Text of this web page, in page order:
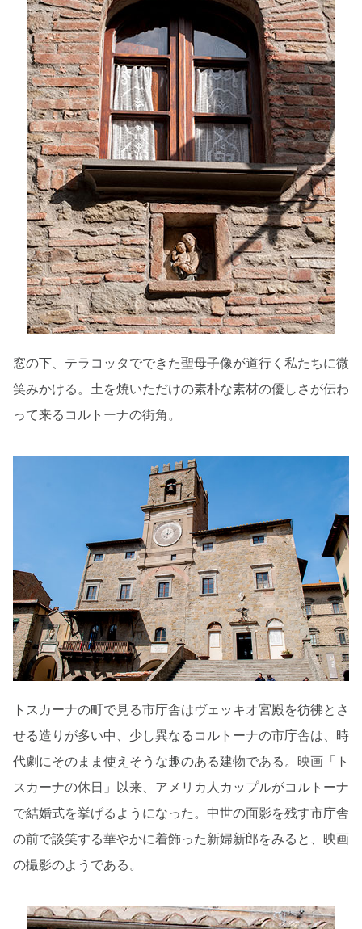
窓の下、テラコッタでできた聖母子像が道行く私たちに微
笑みかける。土を焼いただけの素朴な素材の優しさが伝わ
って来るコルトーナの街角。
トスカーナの町で見る市庁舎はヴェッキオ宮殿を彷彿とさ
せる造りが多い中、少し異なるコルトーナの市庁舎は、時
代劇にそのまま使えそうな趣のある建物である。映画「ト
スカーナの休日」以来、アメリカ人カップルがコルトーナ
で結婚式を挙げるようになった。中世の面影を残す市庁舎
の前で談笑する華やかに着飾った新婦新郎をみると、映画
の撮影のようである。